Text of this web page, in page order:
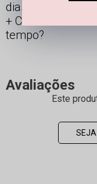
dias?
Como manter
tempo?
Avaliações
Este
SEJA